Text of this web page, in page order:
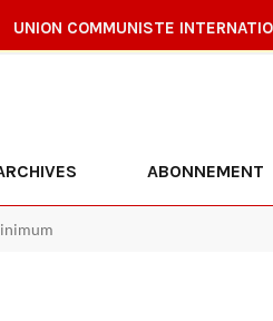
UNION COMMUNISTE
ABONNEMENT